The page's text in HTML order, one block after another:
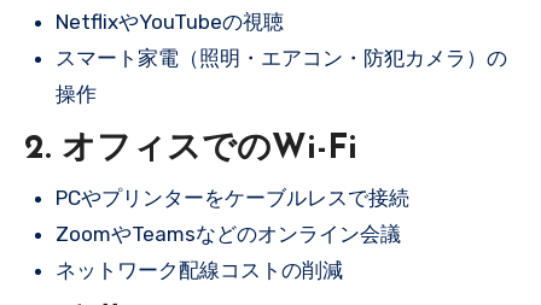
NetflixやYouTubeの視聴
スマート家電（照明・エアコン・防犯カメラ）の
操作
2. オフィスでのWi-Fi
PCやプリンターをケーブルレスで接続
ZoomやTeamsなどのオンライン会議
ネットワーク配線コストの削減